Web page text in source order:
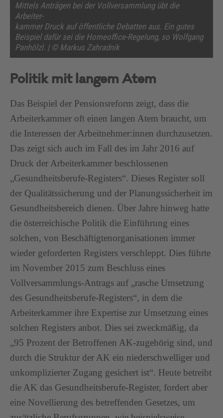
Mittels Anträgen bei der Vollversammlung übt die
Arbeiter-
kammer Druck auf öffentliche Debatten aus. Ein gutes
Beispiel dafür sei die Homeoffice-Regelung, so Wolfgang
Panhölzl. | © Markus Zahradnik
Politik mit langem Atem
Das Beispiel der Pensionsreform zeigt, dass die
Arbeiterkammer oft einen langen Atem braucht, um
die Interessen der Arbeitnehmer:innen durchzusetzen.
Das zeigt sich auch im Fall des im Jahr 2016 auf
Druck der Arbeiterkammer beschlossenen
„Gesundheitsberufe-Registers“. Dieses Register soll
der Qualitätssicherung und der Planungssicherheit im
Gesundheitsbereich dienen. Über Jahre hinweg hatte
die österreichische Politik die Einführung eines
solchen, von Beschäftigtenorganisationen immer
wieder geforderten Registers verschleppt. Dies führte
im November 2015 zum Beschluss eines
Vollversammlungs-Antrags auf „rasche Umsetzung
des Gesundheitsberufe-Registers“, in dem die
Arbeiterkammer ihre Expertise zur Umsetzung eines
solchen Registers anbot. Dies sei zweckmäßig, da
„95 Prozent der Betroffenen AK-zugehörig sind, und
durch die Struktur der AK ein niederschwelliger und
unkomplizierter Zugang gesichert ist“. Heute betreibt
die AK das Gesundheitsberufe-Register, fordert aber
eine Novellierung des betreffenden Gesetzes, um